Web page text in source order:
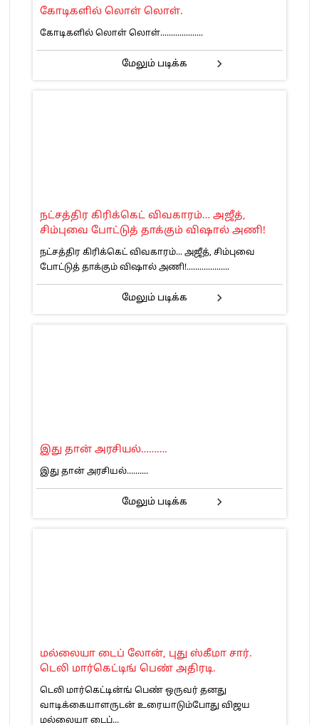
கோடிகளில் லொள் லொள்.
கோடிகளில் லொள் லொள்....................
மேலும் படிக்க
நட்சத்திர கிரிக்கெட் விவகாரம்… அஜீத்,
சிம்புவை போட்டுத் தாக்கும் விஷால் அணி!
நட்சத்திர கிரிக்கெட் விவகாரம்... அஜீத், சிம்புவை
போட்டுத் தாக்கும் விஷால் அணி!....................
மேலும் படிக்க
இது தான் அரசியல்……….
இது தான் அரசியல்..........
மேலும் படிக்க
மல்லையா டைப் லோன், புது ஸ்கீமா சார்.
டெலி மார்கெட்டிங் பெண் அதிரடி.
டெலி மார்கெட்டின்ங் பெண் ஒருவர் தனது
வாடிக்கையாளருடன் உரையாடும்போது விஜய
மல்லையா டைப்...